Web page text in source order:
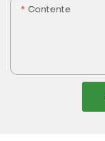
Contente